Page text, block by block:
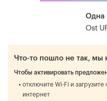
Одна
Ost
Что-то пошло не так, мы
Чтобы активировать
отключите Wi-Fi и
интернет